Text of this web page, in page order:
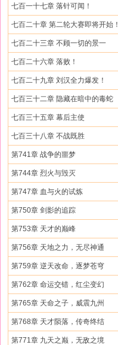
七百一十七章 落针可闻！
七百二十章 第二轮大赛即将开始！
七百二十三章 不顾一切的景一
七百二十六章 落败！
七百二十九章 刘汉全力爆发！
七百三十二章 隐藏在暗中的毒蛇
七百三十五章 幕后主使
七百三十八章 不战既胜
第741章 战争的噩梦
第744章 烈火与毁灭
第747章 血与火的试炼
第750章 剑影的追踪
第753章 天才的巅峰
第756章 天地之力，无尽神通
第759章 逆天改命，逐梦苍穹
第762章 命运交错，红尘变幻
第765章 天命之子，威震九州
第768章 天才陨落，传奇终结
第771章 九天之巅，无敌之境